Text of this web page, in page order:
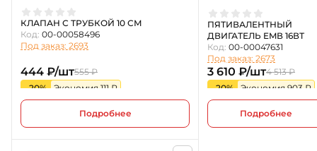
КЛАПАН С ТРУБКОЙ 10 СМ
Код: 00-00058496
Под заказ: 2693
444 ₽/шт555 ₽
-20%
Экономия 111 ₽
Подробнее
ПЯТИВАЛЕНТНЫЙ
ДВИГАТЕЛЬ EMВ 16ВТ
Код: 00-00047631
Под заказ: 2673
3 610 ₽/шт4 513 ₽
-20%
Экономия 903 ₽
Подробнее